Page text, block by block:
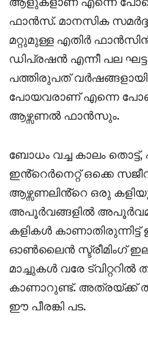
ഫാൻസ്. മാനസിക സമർദ്ദം,
മറ്റുമുള്ള എതിർ
ഡിപ്രഷൻ എന്നീ പല
പത്തിരുപത് വർഷങ്ങളായി
പോയവരാണ് എന്നെ
ആഴ്സണൽ ഫാൻസും.
ബോധം വച്ച കാലം തൊട്ട്,
ഇൻ്റെർനെറ്റ് ഒക്കെ
ആഴ്സണലിൻ്റെ ഒരു
അപൂർവങ്ങളിൽ
കളികൾ
ഓൺലൈൻ സ്ട്രീമിംഗ്
മാച്ചുകൾ വരേ ട്വിറ്ററിൽ
കാണാറുണ്ട്. അത്രയ്ക്ക്
ഈ പീരങ്കി പട.